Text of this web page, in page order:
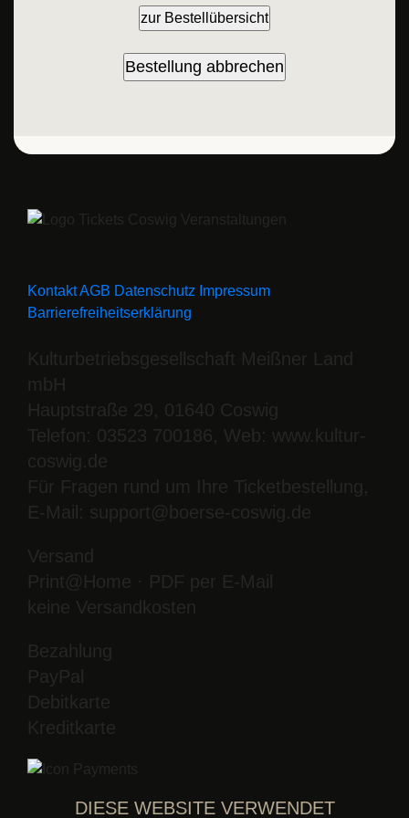
KontaktAGB Datenschutz Impressum
Barrierefreiheitserklärung
Kulturbetriebsgesellschaft Meißner Land
mbH
Hauptstraße 29, 01640 Coswig
Telefon: 03523 700186, Web: www.kultur-
coswig.de
Für Fragen rund um Ihre Ticketbestellung,
E-Mail: support@boerse-coswig.de
Versand
Print@Home · PDF per E-Mail
keine Versandkosten
Bezahlung
PayPal
Debitkarte
Kreditkarte
DIESE WEBSITE VERWENDET